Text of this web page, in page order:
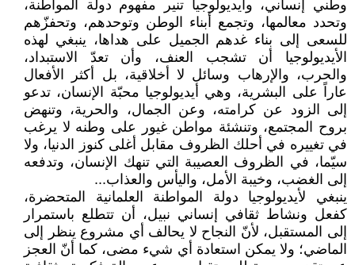
وطني إنساني، وأيديولوجيا تنير مفهوم دولة المواطنة،
وتحدد معالمها، وتجمع أبناء الوطن وتوحدهم، وتحفزّهم
للسعى إلى بناء غدهم الجميل على هداها، ينبغي لهذه
الأيديولوجيا أن تشجب العنف، وأن تعدّ الاستبداد،
والحرب، والإرهاب وسائل لا أخلاقية، بل أكثر الأفعال
عاراً على البشرية، وهي أيديولوجيا محبّة الإنسان، تدعو
إلى الزود عن كرامته، وعن الجمال، والحرية، وتنهض
بروح المجتمع، وتنشئة مواطن غيور على وطنه لا يرغب
في تغييره في أحلك الظروف مقابل أغلى كنوز الدنيا، ولا
سيّما، في الظروف العصيبة التي تنهك الإنسان، وتدفعه
إلى الغضب، وخيبة الأمل، واليأس والعذاب...
ينبغي لأيديولوجيا دولة المواطنة العلمانية المتحضرة،
كفعل ونشاط ثقافي إنساني نبيل، أن تتطلع باستمرار
إلى المستقبل، لأنّ النجاح لا يحالف أي مشروع ينظر إلى
الماضي؛ ولا يمكن استعادة أي شيء مضى، كما أنّ العجز